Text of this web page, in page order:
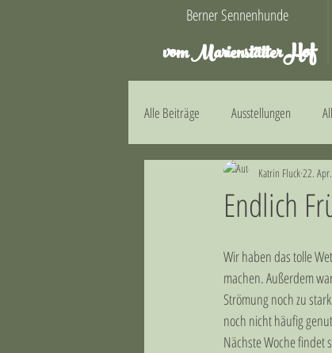
Berner Sennenhunde
vom MarienstätterHof
Alle Beiträge Ausstellungen
F-Wurf G-Wurf
Endlich
Katrin Fluck 22.
Wir haben das tolle
machen. Außerdem
Strömung noch zu
noch nicht häufig
Nächste Woche findet